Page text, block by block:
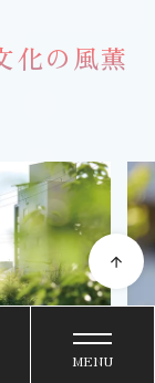
化の風薫
MENU